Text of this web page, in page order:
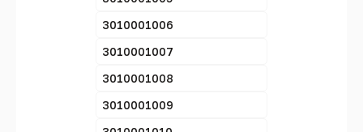
3010001006
3010001007
3010001008
3010001009